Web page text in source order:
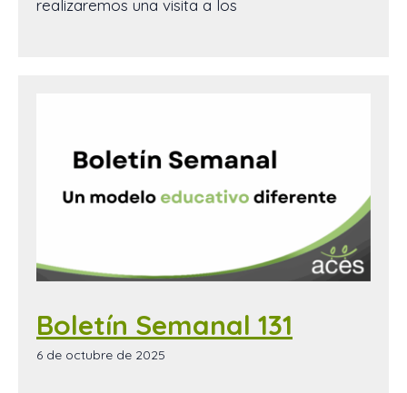
realizaremos una visita a los
Boletín Semanal 131
6 de octubre de 2025